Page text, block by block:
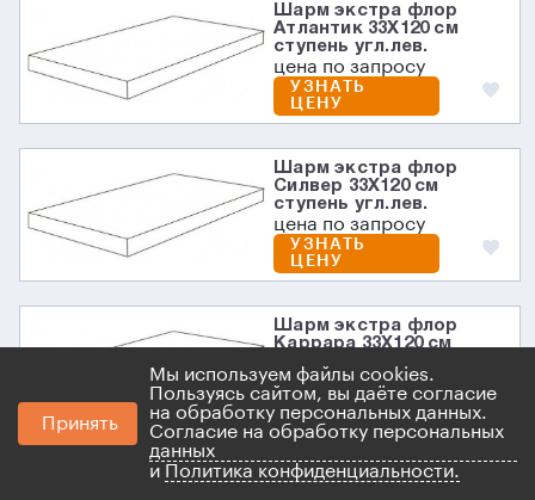
Шарм экстра флор
Атлантик 33X120 см
ступень угл.лев.
цена по запросу
УЗНАТЬ
ЦЕНУ
Шарм экстра флор
Силвер 33X120 см
ступень угл.лев.
цена по запросу
УЗНАТЬ
ЦЕНУ
Шарм экстра флор
Каррара 33X120 см
цена по запросу
УЗНАТЬ
ЦЕНУ
Шарм экстра флор Лаза
Принять
Мы используем файлы cookies.
Пользуясь сайтом, вы даёте согласие
на обработку персональных данных.
Согласие на обработку персональных
данных
и Политика конфиденциальности.